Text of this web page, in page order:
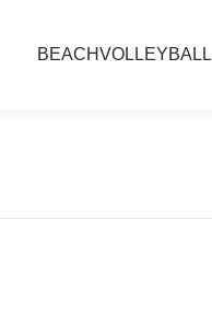
BEACHVOLLEYBALL